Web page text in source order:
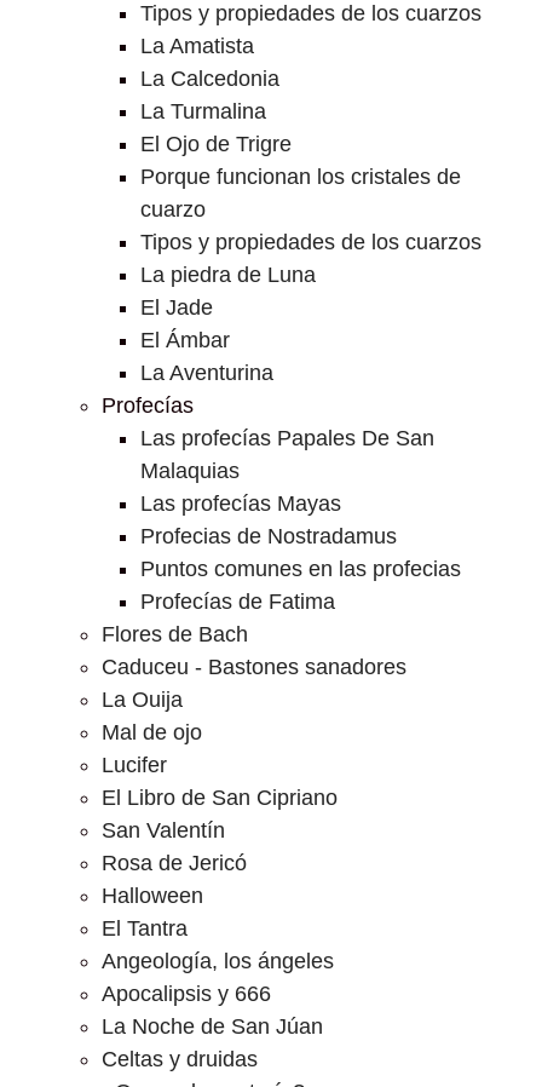
Tipos y propiedades de los cuarzos
La Amatista
La Calcedonia
La Turmalina
El Ojo de Trigre
Porque funcionan los cristales de
cuarzo
Tipos y propiedades de los cuarzos
La piedra de Luna
El Jade
El Ámbar
La Aventurina
Profecías
Las profecías Papales De San
Malaquias
Las profecías Mayas
Profecias de Nostradamus
Puntos comunes en las profecias
Profecías de Fatima
Flores de Bach
Caduceu - Bastones sanadores
La Ouija
Mal de ojo
Lucifer
El Libro de San Cipriano
San Valentín
Rosa de Jericó
Halloween
El Tantra
Angeología, los ángeles
Apocalipsis y 666
La Noche de San Júan
Celtas y druidas